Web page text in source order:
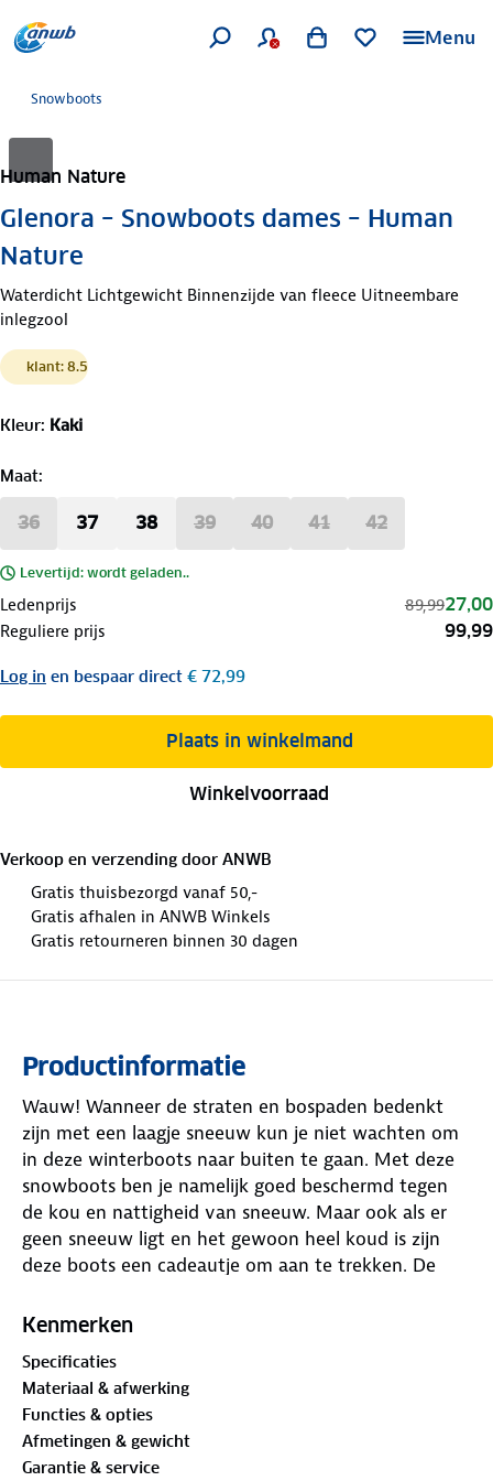
Menu
Snowboots
Human Nature
Glenora – Snowboots dames – Human
Nature
Waterdicht Lichtgewicht Binnenzijde van fleece Uitneembare
inlegzool
klant: 8.5
Kleur: Kaki
Maat:
36 37 38 39 40 41 42
Levertijd: wordt geladen..
Ledenprijs 89,9927,00
Reguliere prijs 99,99
Log in en bespaar direct € 72,99
Plaats in winkelmand
Winkelvoorraad
Verkoop en verzending door ANWB
Gratis thuisbezorgd vanaf 50,-
Gratis afhalen in ANWB Winkels
Gratis retourneren binnen 30 dagen
Productinformatie
Wauw! Wanneer de straten en bospaden bedenkt
zijn met een laagje sneeuw kun je niet wachten om
in deze winterboots naar buiten te gaan. Met deze
snowboots ben je namelijk goed beschermd tegen
de kou en nattigheid van sneeuw. Maar ook als er
geen sneeuw ligt en het gewoon heel koud is zijn
deze boots een cadeautje om aan te trekken. De
nylon stof en een leuk detail is de gestreepte veter.
Pro-Tex membraan en van een heerlijk zachte
fleece waardoor je voeten heerlijk comfortabel
blijven.
Verder zit er in het hielstuk een stevige hielkap die
Kenmerken
Specificaties
Materiaal & afwerking
Functies & opties
Afmetingen & gewicht
Garantie & service